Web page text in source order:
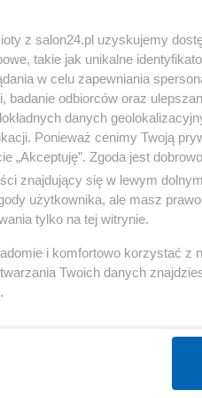
Port Komunikacyjny
z salon24.pl uzyskujemy
takie jak unikalne
w celu zapewniania
odbiorców oraz
danych
Ponieważ cenimy Twoją
„Akceptuję”. Zgoda jest
znajdujący się w lewym
użytkownika, ale masz
tylko na tej witrynie.
i komfortowo korzystać z
Twoich danych